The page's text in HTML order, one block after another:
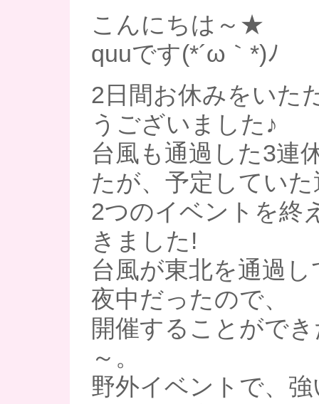
こんにちは～★
quuです(*´ω｀*)ﾉ
2日間お休みをいた
うございました♪
台風も通過した3連
たが、予定してい
2つのイベントを終
きました!
台風が東北を通過
夜中だったので、
開催することがで
～。
野外イベントで、